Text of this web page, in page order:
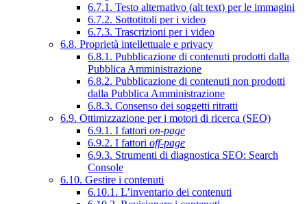
6.7.1. Testo alternativo (alt text) per le immagini
6.7.2. Sottotitoli per i video
6.7.3. Trascrizioni per i video
6.8. Proprietà intellettuale e privacy
6.8.1. Pubblicazione di contenuti prodotti dalla
Pubblica Amministrazione
6.8.2. Pubblicazione di contenuti non prodotti
dalla Pubblica Amministrazione
6.8.3. Consenso dei soggetti ritratti
6.9. Ottimizzazione per i motori di ricerca (SEO)
6.9.1. I fattori on-page
6.9.2. I fattori off-page
6.9.3. Strumenti di diagnostica SEO: Search
Console
6.10. Gestire i contenuti
6.10.1. L’inventario dei contenuti